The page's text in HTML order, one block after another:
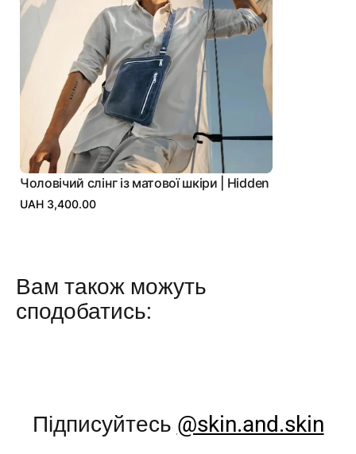
Чоловічий слінг із матової шкіри | Hidden
UAH 3,400.00
Вам також можуть
сподобатись:
Підписуйтесь @skin.and.skin